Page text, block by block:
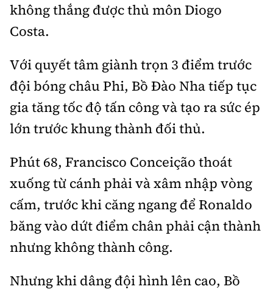
không thắng được thủ môn Diogo
Costa.
Với quyết tâm giành trọn 3 điểm trước
đội bóng châu Phi, Bồ Đào Nha tiếp tục
gia tăng tốc độ tấn công và tạo ra sức ép
lớn trước khung thành đối thủ.
Phút 68, Francisco Conceição thoát
xuống từ cánh phải và xâm nhập vòng
cấm, trước khi căng ngang để Ronaldo
băng vào dứt điểm chân phải cận thành
nhưng không thành công.
Nhưng khi dâng đội hình lên cao, Bồ